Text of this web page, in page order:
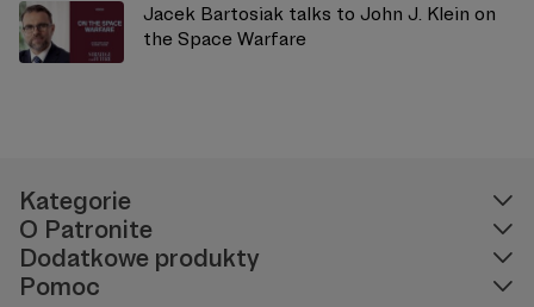
Jacek Bartosiak talks to John J. Klein on
the Space Warfare
Kategorie
O Patronite
Dodatkowe produkty
Pomoc